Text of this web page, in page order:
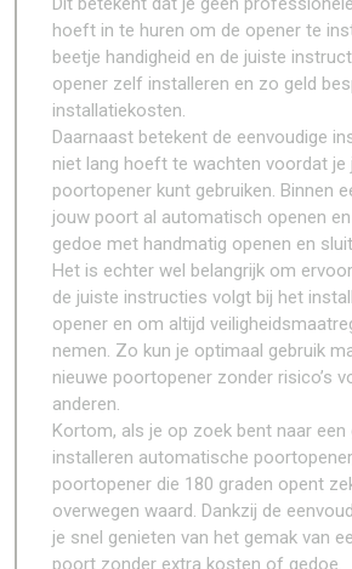
hoeft in te huren om de opener te
beetje handigheid en de juiste
opener zelf installeren en zo geld
installatiekosten.
Daarnaast betekent de eenvoudige
niet lang hoeft te wachten voordat je
poortopener kunt gebruiken. Binnen
jouw poort al automatisch openen
gedoe met handmatig openen en
Het is echter wel belangrijk om
de juiste instructies volgt bij het
opener en om altijd
nemen. Zo kun je optimaal gebruik
nieuwe poortopener zonder risico’s
anderen.
Kortom, als je op zoek bent naar een
installeren automatische
poortopener die 180 graden opent
overwegen waard. Dankzij de
je snel genieten van het gemak van
poort zonder extra kosten of gedoe.